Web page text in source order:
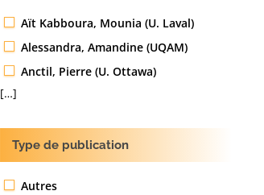
Aït Kabboura, Mounia (U. Laval)
Alessandra, Amandine (UQAM)
Anctil, Pierre (U. Ottawa)
[…]
Type de publication
Autres